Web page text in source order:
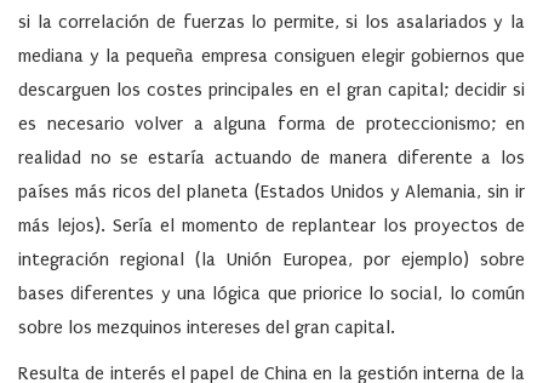
si la correlación de fuerzas lo permite, si los asalariados y la
mediana y la pequeña empresa consiguen elegir gobiernos que
descarguen los costes principales en el gran capital; decidir si
es necesario volver a alguna forma de proteccionismo; en
realidad no se estaría actuando de manera diferente a los
países más ricos del planeta (Estados Unidos y Alemania, sin ir
más lejos). Sería el momento de replantear los proyectos de
integración regional (la Unión Europea, por ejemplo) sobre
bases diferentes y una lógica que priorice lo social, lo común
sobre los mezquinos intereses del gran capital.
Resulta de interés el papel de China en la gestión interna de la